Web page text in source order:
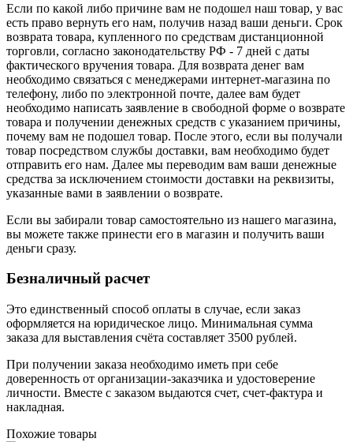
Если по какой либо причине вам не подошел наш товар, у вас
есть право вернуть его нам, получив назад ваши деньги. Срок
возврата товара, купленного по средствам дистанционной
торговли, согласно законодательству РФ - 7 дней с даты
фактического вручения товара. Для возврата денег вам
необходимо связаться с менеджерами интернет-магазина по
телефону, либо по электронной почте, далее вам будет
необходимо написать заявление в свободной форме о возврате
товара и получении денежных средств с указанием причины,
почему вам не подошел товар. После этого, если вы получали
товар посредством службы доставки, вам необходимо будет
отправить его нам. Далее мы переводим вам ваши денежные
средства за исключением стоимости доставки на реквизиты,
указанные вами в заявлении о возврате.
Если вы забирали товар самостоятельно из нашего магазина,
вы можете также принести его в магазин и получить ваши
деньги сразу.
Безналичный расчет
Это единственный способ оплаты в случае, если заказ
оформляется на юридическое лицо. Минимальная сумма
заказа для выставления счёта составляет 3500 рублей.
При получении заказа необходимо иметь при себе
доверенность от организации-заказчика и удостоверение
личности. Вместе с заказом выдаются счет, счет-фактура и
накладная.
Похожие товары